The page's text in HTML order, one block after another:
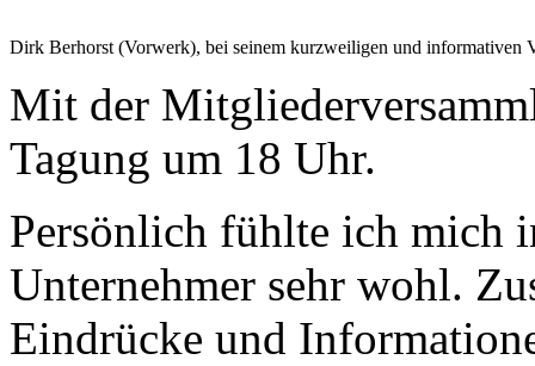
Dirk Berhorst (Vorwerk), bei seinem kurzweiligen und informativen
Mit der
Tagung um 18 Uhr.
Persönlich fühlte ich mich
Unternehmer sehr wohl.
Eindrücke und